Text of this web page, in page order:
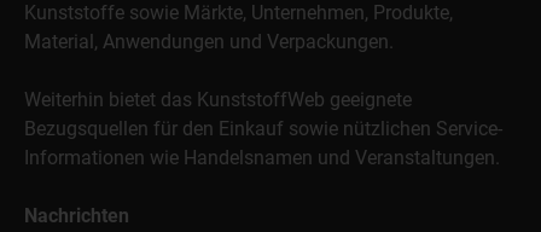
Kunststoffe sowie Märkte, Unternehmen, Produkte,
Material, Anwendungen und Verpackungen.
Weiterhin bietet das KunststoffWeb geeignete
Bezugsquellen für den Einkauf sowie nützlichen Service-
Informationen wie Handelsnamen und Veranstaltungen.
Nachrichten